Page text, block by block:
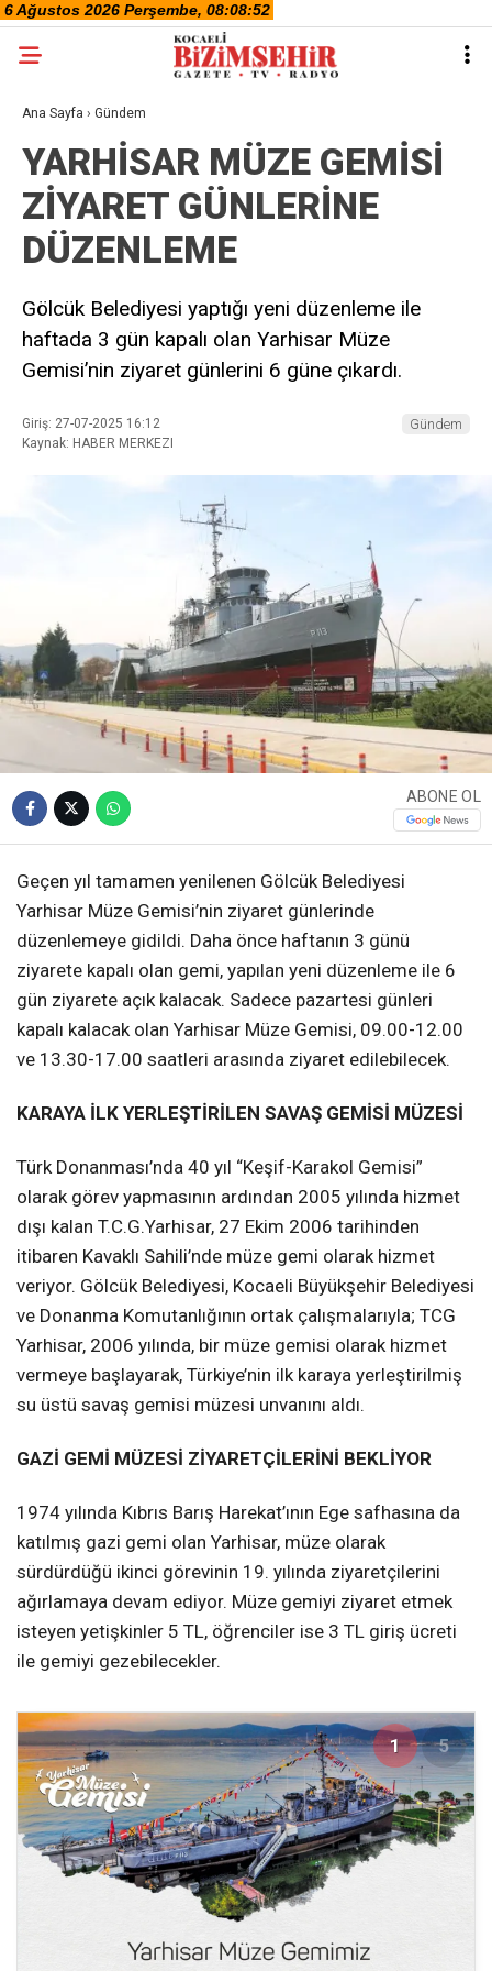
Ana Sayfa › Gündem
YARHİSAR MÜZE GEMİSİ
ZİYARET GÜNLERİNE
DÜZENLEME
Gölcük Belediyesi yaptığı yeni düzenleme ile
haftada 3 gün kapalı olan Yarhisar Müze
Gemisi’nin ziyaret günlerini 6 güne çıkardı.
Giriş: 27-07-2025 16:12
Kaynak: HABER MERKEZI
Gündem
ABONE OL
Geçen yıl tamamen yenilenen Gölcük Belediyesi
Yarhisar Müze Gemisi’nin ziyaret günlerinde
düzenlemeye gidildi. Daha önce haftanın 3 günü
ziyarete kapalı olan gemi, yapılan yeni düzenleme ile 6
gün ziyarete açık kalacak. Sadece pazartesi günleri
kapalı kalacak olan Yarhisar Müze Gemisi, 09.00-12.00
ve 13.30-17.00 saatleri arasında ziyaret edilebilecek.
KARAYA İLK YERLEŞTİRİLEN SAVAŞ GEMİSİ MÜZESİ
Türk Donanması’nda 40 yıl “Keşif-Karakol Gemisi”
olarak görev yapmasının ardından 2005 yılında hizmet
dışı kalan T.C.G.Yarhisar, 27 Ekim 2006 tarihinden
itibaren Kavaklı Sahili’nde müze gemi olarak hizmet
veriyor. Gölcük Belediyesi, Kocaeli Büyükşehir Belediyesi
ve Donanma Komutanlığının ortak çalışmalarıyla; TCG
Yarhisar, 2006 yılında, bir müze gemisi olarak hizmet
vermeye başlayarak, Türkiye’nin ilk karaya yerleştirilmiş
su üstü savaş gemisi müzesi unvanını aldı.
GAZİ GEMİ MÜZESİ ZİYARETÇİLERİNİ BEKLİYOR
1974 yılında Kıbrıs Barış Harekat’ının Ege safhasına da
katılmış gazi gemi olan Yarhisar, müze olarak
sürdürdüğü ikinci görevinin 19. yılında ziyaretçilerini
ağırlamaya devam ediyor. Müze gemiyi ziyaret etmek
isteyen yetişkinler 5 TL, öğrenciler ise 3 TL giriş ücreti
ile gemiyi gezebilecekler.
1 5